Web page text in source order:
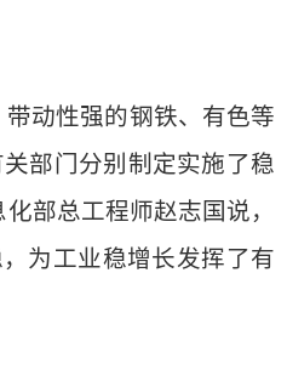
带动性强的钢铁、有色等
部门分别制定实施了稳
部总工程师赵志国说，
为工业稳增长发挥了有